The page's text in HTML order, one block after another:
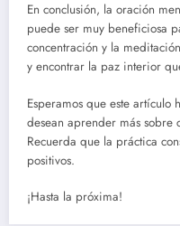
En conclusión, la oración
puede ser muy beneficiosa
concentración y la
y encontrar la paz interior
Esperamos que este
desean aprender más sobre
Recuerda que la práctica
positivos.
¡Hasta la próxima!